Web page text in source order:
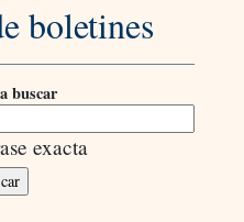
boletines
buscar
exacta